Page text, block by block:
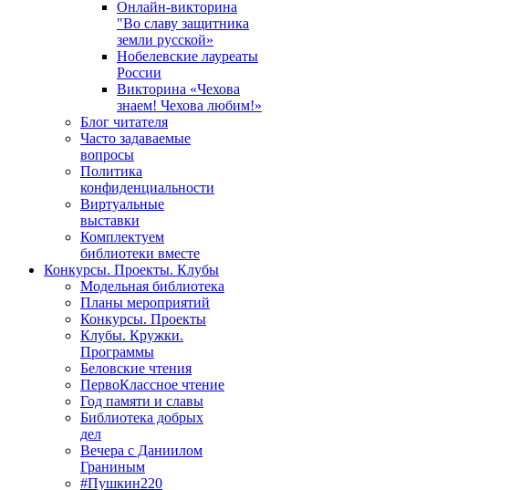
Онлайн-викторина
"Во славу защитника
земли русской»
Нобелевские лауреаты
России
Викторина «Чехова
знаем! Чехова любим!»
Блог читателя
Часто задаваемые
вопросы
Политика
конфиденциальности
Виртуальные
выставки
Комплектуем
библиотеки вместе
Конкурсы. Проекты. Клубы
Модельная библиотека
Планы мероприятий
Конкурсы. Проекты
Клубы. Кружки.
Программы
Беловские чтения
ПервоКлассное чтение
Год памяти и славы
Библиотека добрых
дел
Вечера с Даниилом
Граниным
#Пушкин220